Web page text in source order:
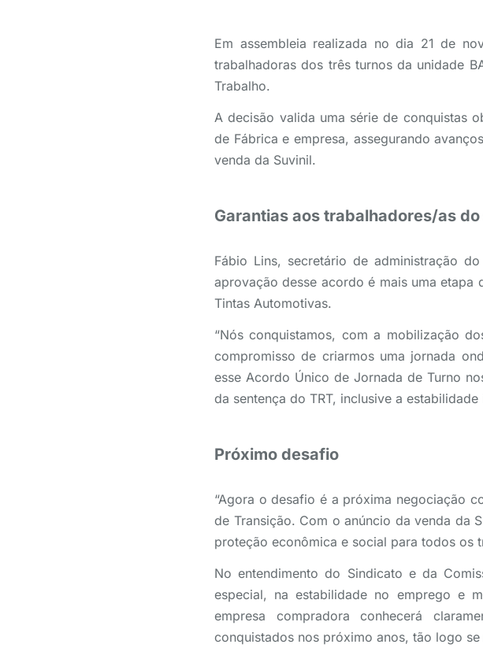
Em assembleia realizada no dia 21 de
trabalhadoras dos três turnos da unidade
Trabalho.
A decisão valida uma série de conquistas
de Fábrica e empresa, assegurando
venda da Suvinil.
Garantias aos trabalhadores/as
Fábio Lins, secretário de administração
aprovação desse acordo é mais uma
Tintas Automotivas.
“Nós conquistamos, com a mobilização
compromisso de criarmos uma jornada
esse Acordo Único de Jornada de Turno
da sentença do TRT, inclusive a
Próximo desafio
“Agora o desafio é a próxima negociação
de Transição. Com o anúncio da venda da
proteção econômica e social para todos os
No entendimento do Sindicato e da
especial, na estabilidade no emprego e
empresa compradora conhecerá
conquistados nos próximo anos, tão logo se